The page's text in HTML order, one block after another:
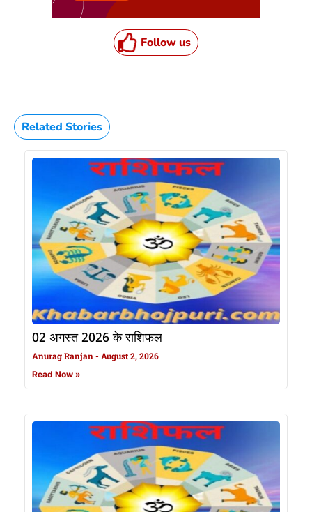
Follow us
Related Stories
02 अगस्त 2026 के राशिफल
Anurag Ranjan August 2, 2026
Read Now »